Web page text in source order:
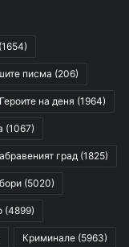
(1654)
писма (206)
Героите на деня (1964)
(1067)
град (1825)
(5020)
(4899)
Криминале (5963)